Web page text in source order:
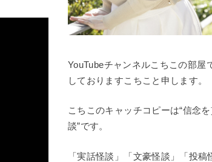
YouTubeチャンネルこちこの部屋
しておりますこちこと申します。
こちこのキャッチコピーは“信念
談”です。
「実話怪談」「文豪怪談」「投稿